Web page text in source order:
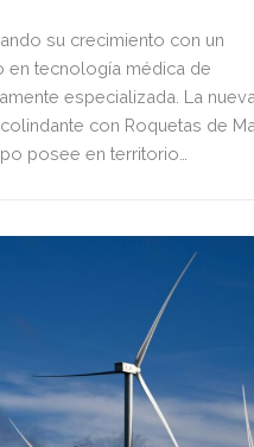
su crecimiento con un
tecnología médica de
especializada. La
con Roquetas de
posee en territorio